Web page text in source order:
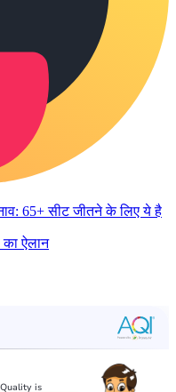
65+ सीट जीतने के लिए ये है
का ऐलान